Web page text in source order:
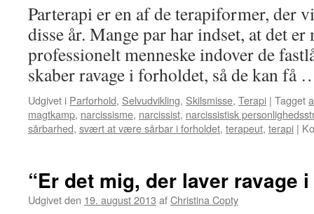
Parterapi er en af de terapiformer, der
disse år. Mange par har indset, at det
professionelt menneske indover de
skaber ravage i forholdet, så de kan få
Udgivet i Parforhold, Selvudvikling, Skilsmisse, Terapi | Tagget
magtkamp, narcissisme, narcissist, narcissistisk
sårbarhed, svært at være sårbar i forholdet, terapeut, terapi |
“Er det mig, der laver ravage
Udgivet den 19. august 2013 afChristina Copty